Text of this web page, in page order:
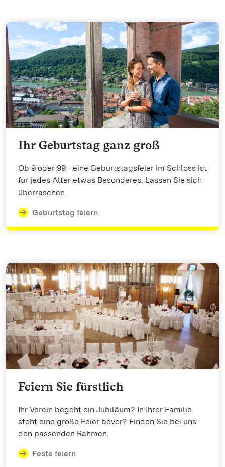
Ihr Geburtstag ganz groß
Ob 9 oder 99 - eine Geburtstagsfeier im Schloss ist
für jedes Alter etwas Besonderes. Lassen Sie sich
überraschen.
Geburtstag feiern
Feiern Sie fürstlich
Ihr Verein begeht ein Jubiläum? In Ihrer Familie
steht eine große Feier bevor? Finden Sie bei uns
den passenden Rahmen.
Feste feiern